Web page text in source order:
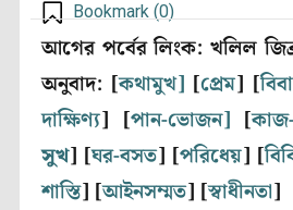
Bookmark (0)
আগের পর্বের লিংক: খলিল
অনুবাদ: [কথামুখ] [প্রেম] [
দাক্ষিণ্য] [পান-ভোজন] [
সুখ] [ঘর-বসত] [পরিধেয়] [
শাস্তি] [আইনসম্মত] [স্বাধীনতা]